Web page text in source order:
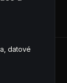
datové